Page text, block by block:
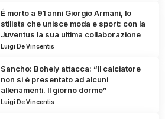
É morto a 91 anni Giorgio Armani, lo
stilista che unisce moda e sport: con la
Juventus la sua ultima collaborazione
Luigi De Vincentis
Sancho: Bohely attacca: “Il calciatore
non si è presentato ad alcuni
allenamenti. Il giorno dorme”
Luigi De Vincentis